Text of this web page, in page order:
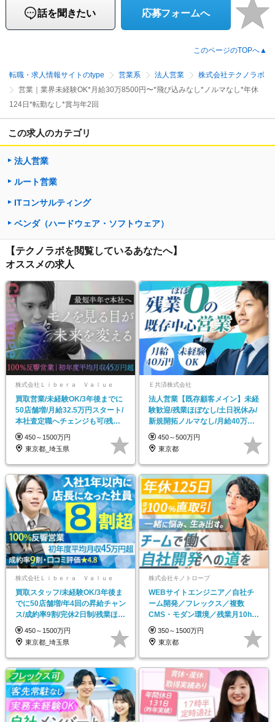
話を聞きたい 応募フォームへ
このページのTOPへ▲
転職・求人情報サイトのtype 営業系 法人営業
株式会社テクノラボ
営業｜業界未経験OK*月給30万8500円〜*飛び込みなし*ノルマなし*年休
124日*転勤なし*賞与年2回
この求人のカテゴリ
法人営業
ルート営業
ITコンサルティング
ベンダ（ハードウェア・ソフトウェア）
【テクノラボを閲覧しているあなたへ】
オススメの求人
株式会社Ｌｉｂｅｒａ Ｖａｌｕｅ
買取営業/未経験OK/3年後までに
50店舗増/月給32.5万円スタート/
本社査定職へチェンジも可/残業
ほぼなし
450～1500万円
東京都_埼玉県
Ｅ共済株式会社
法人営業【既存顧客メイン】未経
験歓迎/残業ほぼなし/土日祝休み/
新規開拓ノルマなし/月給40万円
スタート
450～500万円
東京都
株式会社Ｌｉｂｅｒａ Ｖａｌｕｅ
買取スタッフ/未経験OK/3年後ま
でに50店舗増/年4回の昇給チャン
ス/成約率9割/完休2日制/残業ほぼ
なし
450～1500万円
東京都_埼玉県
株式会社キノトロープ
WEBサイトエンジニア／自社チ
ーム開発／フレックス／複数
CMS・モダン環境／残業月10h以
内
350～1500万円
東京都